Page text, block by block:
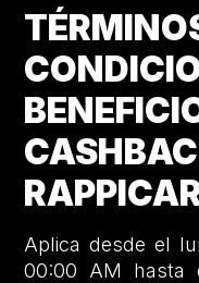
Aplica desde el
00:00 AM hasta